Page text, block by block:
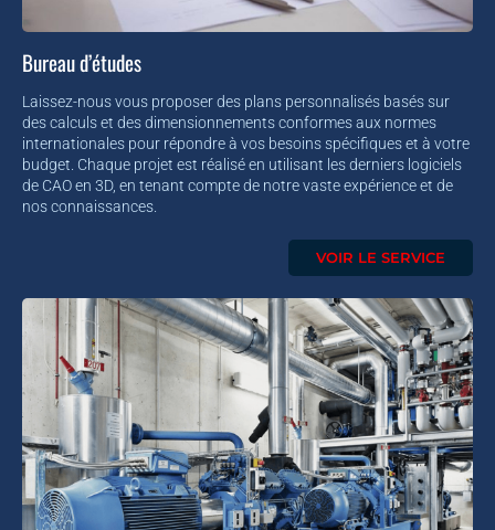
Bureau d’études
Laissez-nous vous proposer des plans personnalisés basés sur
des calculs et des dimensionnements conformes aux normes
internationales pour répondre à vos besoins spécifiques et à votre
budget. Chaque projet est réalisé en utilisant les derniers logiciels
de CAO en 3D, en tenant compte de notre vaste expérience et de
nos connaissances.
VOIR LE SERVICE